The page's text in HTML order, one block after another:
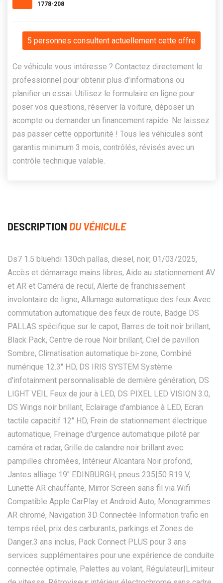
1778-208
5 personnes consultent actuellement cette offre
Ce véhicule vous intéresse ? Contactez directement le
professionnel pour obtenir plus d’informations ou
planifier un essai. Utilisez le formulaire en ligne pour
poser vos questions, réserver la voiture, déposer un
acompte ou demander un financement rapide. Ne laissez
pas passer cette opportunité ! Tous les véhicules sont
garantis minimum 3 mois, contrôlés, révisés avec un
contrôle technique valable.
DESCRIPTION DU VÉHICULE
Ds7 1.5 bluehdi 130ch pallas, diesel, noir, 01/03/2025,
Accès et démarrage mains libres, Aide au stationnement AV
et AR et Caméra de recul, Alerte de franchissement
involontaire de ligne, Allumage automatique des feux Avec
commutation automatique des feux de route, Badge DS
PALLAS spécifique sur le capot, Barres de toit noir brillant,
Black Pack, Centre de roue Noir brillant, Ciel de pavillon
Sombre, Climatisation automatique bi-zone, Combiné
numérique 12.3'' HD, DS IRIS SYSTEM Système
d'infotainment personnalisable de dernière génération, DS
LIGHT VEIL Feux de jour à LED, DS PIXEL LED VISION 3.0,
DS Wings noir brillant, Eclairage d'ambiance à LED, Ecran
tactile capacitif 12'' HD, Frein de stationnement électrique
automatique, Freinage d'urgence automatique piloté par
caméra et radar, Grille de calandre noir brillant avec
pampilles chromées, Intérieur Alcantara Noir profond,
Jantes alliage 19'' EDINBURGH, pneus 235|50 R19 V,
Lunette AR chauffante, Mirror Screen sans fil via Wifi
Compatible Apple CarPlay et Android Auto, Monogrammes
AR chromé, Navigation 3D Connectée Information trafic en
temps réel, prix des carburants, parkings et Zones de
Danger.3 ans inclus, Pack Connect PLUS pour 3 ans
services supplémentaires pour une expérience de conduite
connectée optimale, Palettes au volant, Régulateur|Limiteur